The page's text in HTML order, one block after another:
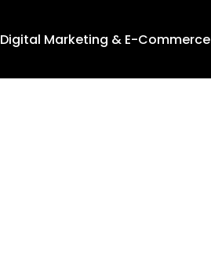
Digital Marketing & E-Commerce